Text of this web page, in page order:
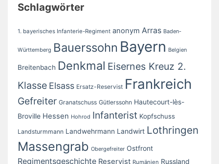
Schlagwörter
1. bayerisches Infanterie-Regiment anonym Arras Baden-
Württemberg Bauerssohn Bayern Belgien
Breitenbach Denkmal Eisernes Kreuz 2.
Klasse Elsass Ersatz-Reservist Frankreich
Gefreiter Granatschuss Gütlerssohn Hautecourt-lès-
Broville Hessen Hohrod Infanterist Kopfschuss
Landsturmmann Landwehrmann Landwirt Lothringen
Massengrab Obergefreiter Ostfront
Regimentsgeschichte Reservist Rumänien Russland